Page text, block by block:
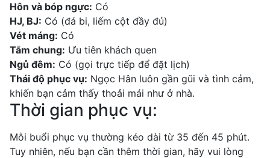
Hôn và bóp ngực: Có
HJ, BJ: Có (đá bi, liếm cột đầy đủ)
Vét máng: Có
Tắm chung: Ưu tiên khách quen
Ngủ đêm: Có (gọi trực tiếp để đặt lịch)
Thái độ phục vụ: Ngọc Hân luôn gần gũi và tình cảm,
khiến bạn cảm thấy thoải mái như ở nhà.
Thời gian phục vụ:
Mỗi buổi phục vụ thường kéo dài từ 35 đến 45 phút.
Tuy nhiên, nếu bạn cần thêm thời gian, hãy vui lòng